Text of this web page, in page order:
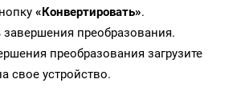
«Конвертировать».
преобразования.
преобразования загрузите
свое устройство.